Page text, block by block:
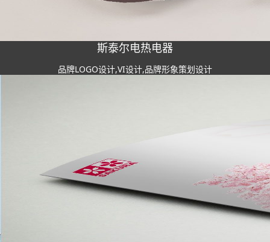
斯泰尔电热电器
品牌LOGO设计,VI设计,品牌形象策划设计